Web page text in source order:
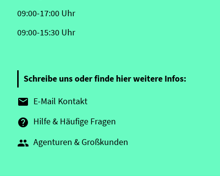
09:00-17:00 Uhr
09:00-15:30 Uhr
Schreibe uns oder finde hier weitere Infos:
 E-Mail Kontakt
 Hilfe & Häufige Fragen
 Agenturen & Großkunden